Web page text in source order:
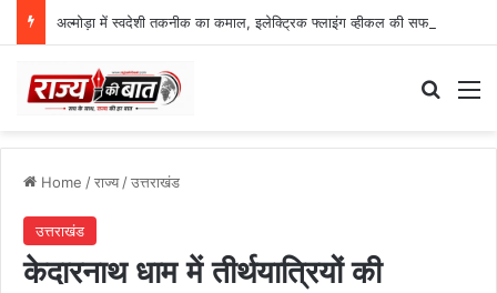
Home /राज्य/उत्तराखंड
उत्तराखंड
केदारनाथ धाम में तीर्थयात्रियों की